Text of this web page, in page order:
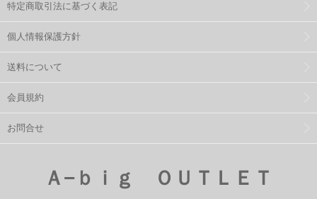
特定商取引法に基づく表記
個人情報保護方針
送料について
会員規約
お問合せ
Ａ−ｂｉｇ ＯＵＴＬＥＴ